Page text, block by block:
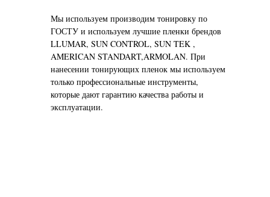
Мы используем производим тонировку по
ГОСТУ и используем лучшие пленки брендов
LLUMAR, SUN CONTROL, SUN TEK ,
AMERICAN STANDART,ARMOLAN. При
нанесении тонирующих пленок мы используем
только профессиональные инструменты,
которые дают гарантию качества работы и
эксплуатации.